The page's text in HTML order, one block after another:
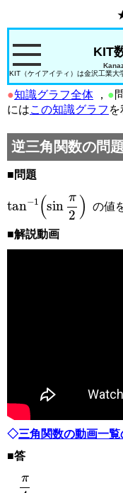
KIT
KIT（ケイアイティ）は金沢工業大
●知識グラフ全体 ， ●
にはこの知識グラフ を
逆三角関数の問題
■問題
tan −1 sin 2
の値
■解説動画
◇三角関数の動画一
■答
π4